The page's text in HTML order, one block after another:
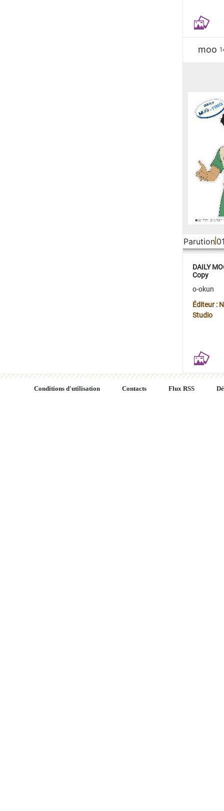
moo
Parution
DAILY
Copy
o-okun
Éditeur :
Studio
Conditions d'utilisation Contacts Flux RSS